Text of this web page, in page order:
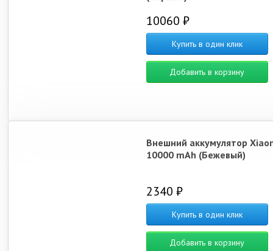
10060 ₽
Купить в один клик
Добавить в корзину
Внешний аккумулятор
10000 mAh (Бежевый)
2340 ₽
Купить в один клик
Добавить в корзину